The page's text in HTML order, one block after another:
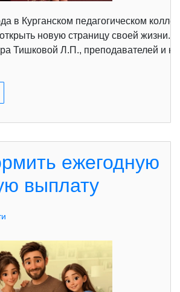
в Курганском педагогическом
новую страницу своей жизни.
Тишковой Л.П., преподавателей и
ежегодную
выплату